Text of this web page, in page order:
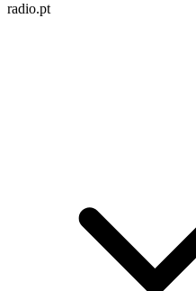
radio.pt